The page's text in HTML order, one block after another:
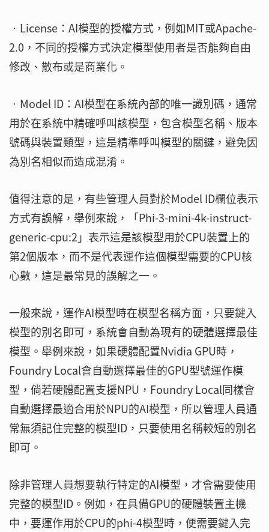
‧License：AI模型的授權方式，例如MIT或Apache-
2.0，不同的授權方式決定模型使用者是否能夠自由
修改、散布或是商業化。
‧Model ID：AI模型在系統內部的唯一識別碼，通常
用於在系統中精確呼叫該模型，包含模型名稱、版本
號碼與裝置類型，這是精準呼叫模型的關鍵，避免因
為別名相似而造成混淆。
值得注意的是，有些管理人員對於Model ID欄位表示
方式有誤解，舉例來說，「Phi-3-mini-4k-instruct-
generic-cpu:2」表示這是該模型用於CPU裝置上的
第2個版本，而不是代表運作這個模型需要的CPU核
心數，這是最常見的誤解之一。
一般來說，運作AI模型時在模型名稱方面，只要鍵入
模型的別名即可，系統會自動為現有的硬體選擇最佳
模型。舉例來說，如果硬體配置Nvidia GPU時，
Foundry Local會自動選擇最佳的GPU型號運作模
型，倘若硬體配置支援NPU，Foundry Local同樣會
自動選擇最適合用於NPU的AI模型，所以管理人員通
常無須記住完整的模型ID，只要使用名稱較短的別名
即可。
除非管理人員想要執行特定的AI模型，才會需要使用
完整的模型ID。例如，在具備GPU的硬體裝置主機
中，要運作用於CPU的phi-4模型時，便需要鍵入完